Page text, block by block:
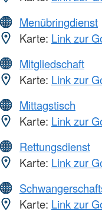
Menübringdienst
Karte: Link zur
Mitgliedschaft
Karte: Link zur
Mittagstisch
Karte: Link zur
Rettungsdienst
Karte: Link zur
Karte: Link zur